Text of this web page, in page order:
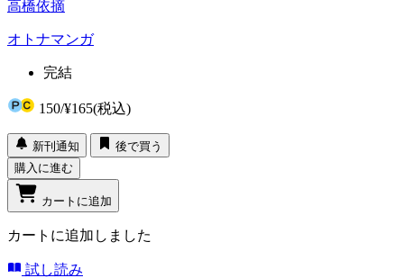
高橋依摘
オトナマンガ
完結
150/¥165(税込)
新刊通知
後で買う
購入に進む
カートに追加
カートに追加しました
試し読み